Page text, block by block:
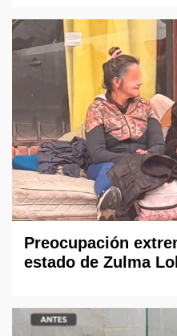
Preocupación
estado de Zulma